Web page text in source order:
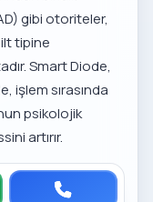
gibi otoriteler,
tipine
Smart Diode,
işlem sırasında
psikolojik
artırır.